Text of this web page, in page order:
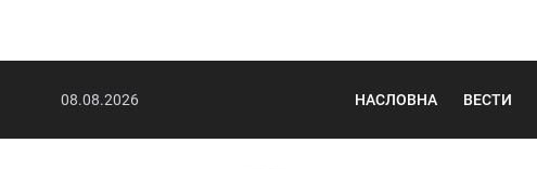
08.08.2026 НАСЛОВНА ВЕСТИ